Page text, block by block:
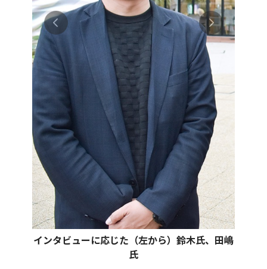
インタビューに応じた（左から）鈴木氏、田嶋
氏